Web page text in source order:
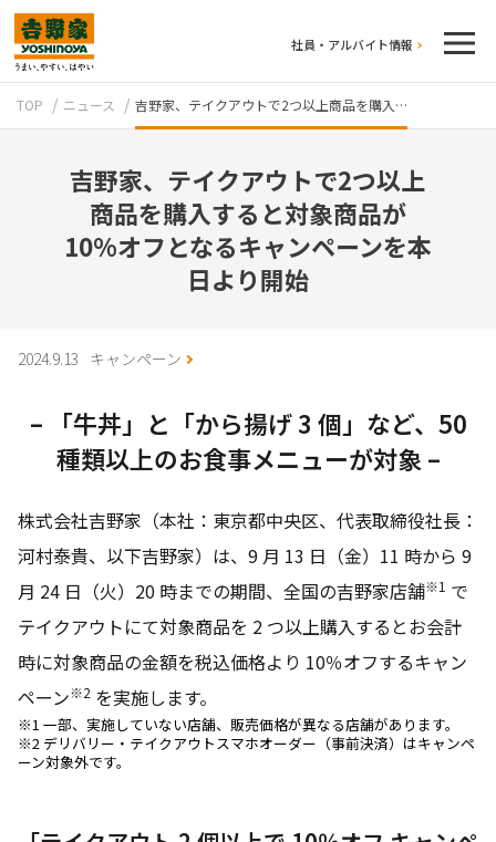
社員・アルバイト情報
牛丼のこだわり 吉野家の歴史
TOP ニュース 吉野家、テイクアウトで2つ以上商品を購入…
吉野家、テイクアウトで2つ以上
商品を購入すると対象商品が
10%オフとなるキャンペーンを本
日より開始
2024.9.13 キャンペーン
– 「牛丼」と「から揚げ 3 個」など、50
種類以上のお食事メニューが対象 –
株式会社吉野家（本社：東京都中央区、代表取締役社長：
河村泰貴、以下吉野家）は、9 月 13 日（金）11 時から 9
月 24 日（火）20 時までの期間、全国の吉野家店舗※1 で
テイクアウトにて対象商品を 2 つ以上購入するとお会計
時に対象商品の金額を税込価格より 10％オフするキャン
ペーン※2 を実施します。
※1 一部、実施していない店舗、販売価格が異なる店舗があります。
※2 デリバリー・テイクアウトスマホオーダー（事前決済）はキャンペ
ーン対象外です。